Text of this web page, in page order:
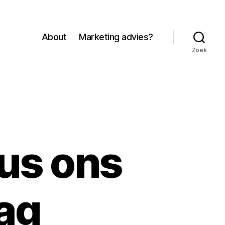
About Marketing advies?
Zoek
ons